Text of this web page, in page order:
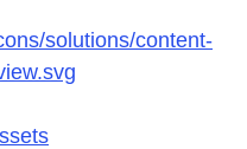
solutions/content-